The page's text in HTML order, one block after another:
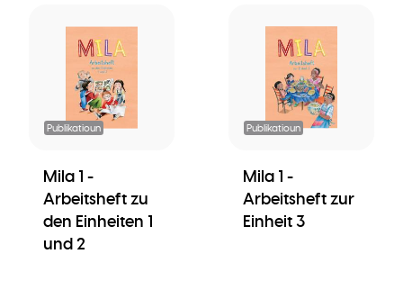
Publikatioun
Mila 1 -
Arbeitsheft zu
den Einheiten 1
und 2
Publikatioun
Mila 1 -
Arbeitsheft zur
Einheit 3